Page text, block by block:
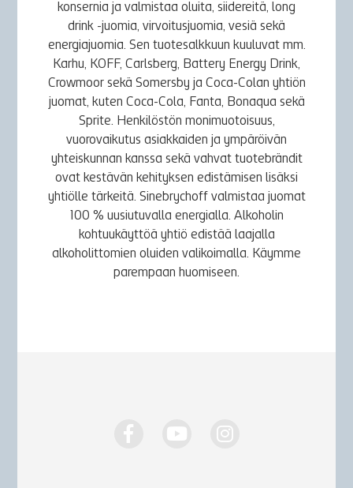
konsernia ja valmistaa oluita, siidereitä, long
drink -juomia, virvoitusjuomia, vesiä sekä
energiajuomia. Sen tuotesalkkuun kuuluvat mm.
Karhu, KOFF, Carlsberg, Battery Energy Drink,
Crowmoor sekä Somersby ja Coca-Colan yhtiön
juomat, kuten Coca-Cola, Fanta, Bonaqua sekä
Sprite. Henkilöstön monimuotoisuus,
vuorovaikutus asiakkaiden ja ympäröivän
yhteiskunnan kanssa sekä vahvat tuotebrändit
ovat kestävän kehityksen edistämisen lisäksi
yhtiölle tärkeitä. Sinebrychoff valmistaa juomat
100 % uusiutuvalla energialla. Alkoholin
kohtuukäyttöä yhtiö edistää laajalla
alkoholittomien oluiden valikoimalla. Käymme
parempaan huomiseen.